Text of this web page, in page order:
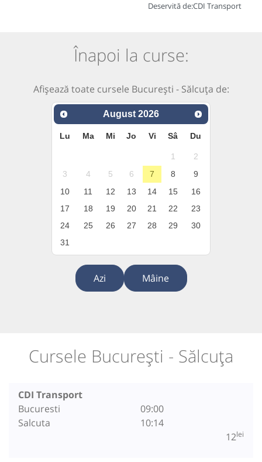
Deservită de:CDI Transport
Înapoi la curse:
Afișează toate cursele București - Sălcuța de:
August 2026
Lu Ma Mi Jo Vi Sâ Du
1
2
3
4 5 6 7 8
9
10
11 12 13 14 15
16
17
18 19 20 21 22
23
24
25 26 27 28 29
30
31
Azi Mâine
Cursele București - Sălcuța
CDI Transport
Bucuresti
Salcuta
09:00
10:14
12lei